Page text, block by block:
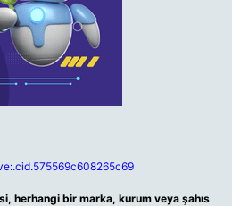
herhangi bir marka, kurum veya şahıs